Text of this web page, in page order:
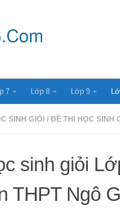
7 Lớp 8 Lớp 9
SINH GIỎI / ĐỀ THI HỌC SINH
sinh giỏi
THPT Ngô